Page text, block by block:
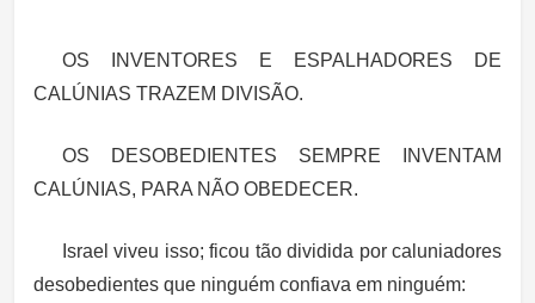
OS INVENTORES E ESPALHADORES DE
CALÚNIAS TRAZEM DIVISÃO.
OS DESOBEDIENTES SEMPRE INVENTAM
CALÚNIAS, PARA NÃO OBEDECER.
Israel viveu isso; ficou tão dividida por caluniadores
desobedientes que ninguém confiava em ninguém: